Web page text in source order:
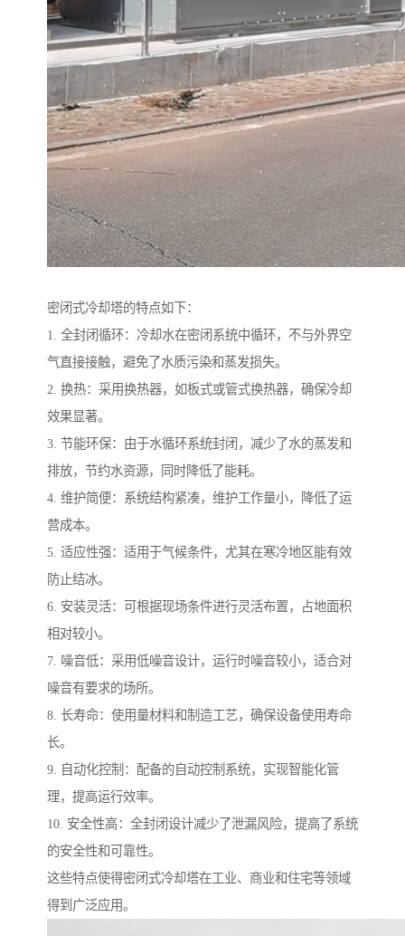
密闭式冷却塔的特点如下：
1. 全封闭循环：冷却水在密闭系统中循环，不与外界空
气直接接触，避免了水质污染和蒸发损失。
2. 换热：采用换热器，如板式或管式换热器，确保冷却
效果显著。
3. 节能环保：由于水循环系统封闭，减少了水的蒸发和
排放，节约水资源，同时降低了能耗。
4. 维护简便：系统结构紧凑，维护工作量小，降低了运
营成本。
5. 适应性强：适用于气候条件，尤其在寒冷地区能有效
防止结冰。
6. 安装灵活：可根据现场条件进行灵活布置，占地面积
相对较小。
7. 噪音低：采用低噪音设计，运行时噪音较小，适合对
噪音有要求的场所。
8. 长寿命：使用量材料和制造工艺，确保设备使用寿命
长。
9. 自动化控制：配备的自动控制系统，实现智能化管
理，提高运行效率。
10. 安全性高：全封闭设计减少了泄漏风险，提高了系统
的安全性和可靠性。
这些特点使得密闭式冷却塔在工业、商业和住宅等领域
得到广泛应用。